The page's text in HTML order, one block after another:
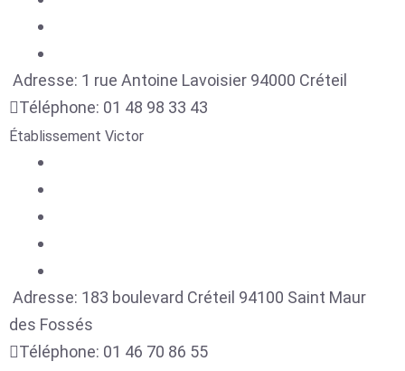
Adresse: 1 rue Antoine Lavoisier 94000 Créteil
Téléphone: 01 48 98 33 43
Établissement Victor
Adresse: 183 boulevard Créteil 94100 Saint Maur
des Fossés
Téléphone: 01 46 70 86 55